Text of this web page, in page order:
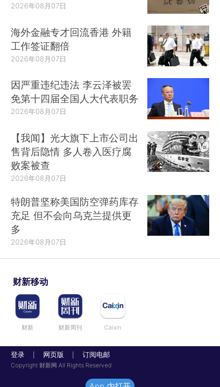
2026年08月07日
海外金融专才回流香港 外籍
工作签证翻倍
2026年08月07日
因严重违纪违法 李云泽被罢
免第十四届全国人大代表职务
2026年08月07日
【我闻】光大旗下上市公司出
售背后隐情 多人卷入医疗腐
败案被查
2026年08月07日
特朗普坚称美国防空弹药库存
充足 但不会向乌克兰提供更
多
2026年08月07日
财新移动
财新 财新周刊 Caixin
登录 网页版 订阅电邮
Copyright 财新网 All Rights Reserved